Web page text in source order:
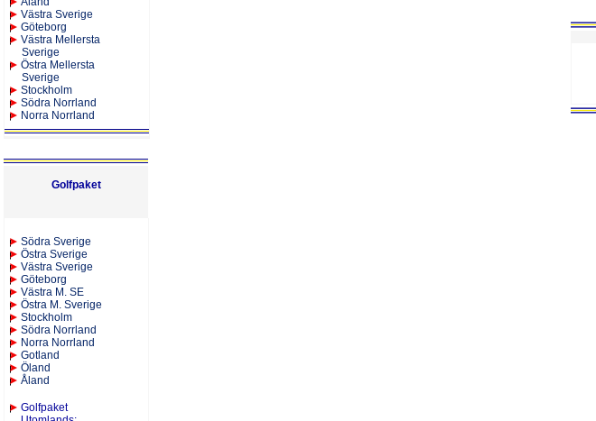
Västra Sverige
Göteborg
Västra Mellersta
Sverige
Östra Mellersta
Sverige
Stockholm
Södra Norrland
Norra Norrland
Golfpaket
Södra Sverige
Östra Sverige
Västra Sverige
Göteborg
Västra M. SE
Östra M. Sverige
Stockholm
Södra Norrland
Norra Norrland
Gotland
Öland
Åland
Golfpaket